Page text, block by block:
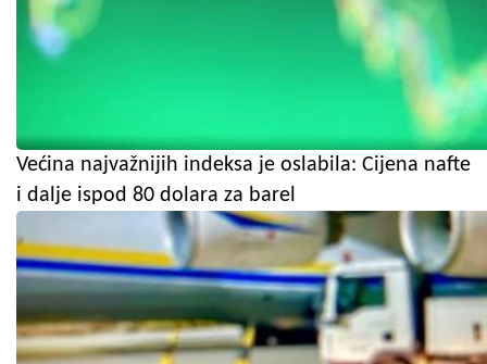
Većina najvažnijih indeksa je oslabila: Cijena nafte
i dalje ispod 80 dolara za barel